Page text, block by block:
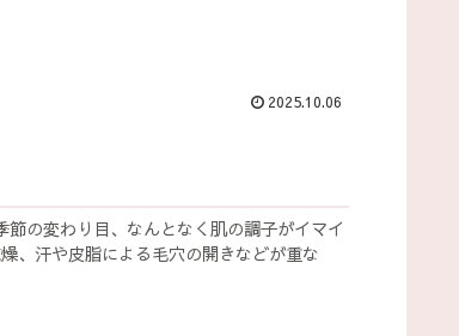
2025.10.06
の変わり目、なんとなく肌の調子がイマイ
、汗や皮脂による毛穴の開きなどが重な